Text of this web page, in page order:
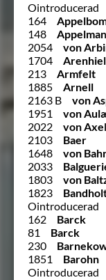
Ointroducerad
164
148
Appelman
2054
von
1704
213
Armfelt
1885
Arnell
2163 B
von
1951
von
2022
von
2103
Baer
1648
von
2033
1803
von
1823
Ointroducerad
162
Barck
81
Barck
230
1851
Barohn
Ointroducerad